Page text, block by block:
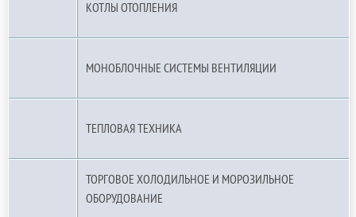
КОТЛЫ ОТОПЛЕНИЯ
МОНОБЛОЧНЫЕ СИСТЕМЫ ВЕНТИЛЯЦИИ
ТЕПЛОВАЯ ТЕХНИКА
ТОРГОВОЕ ХОЛОДИЛЬНОЕ И МОРОЗИЛЬНОЕ
ОБОРУДОВАНИЕ